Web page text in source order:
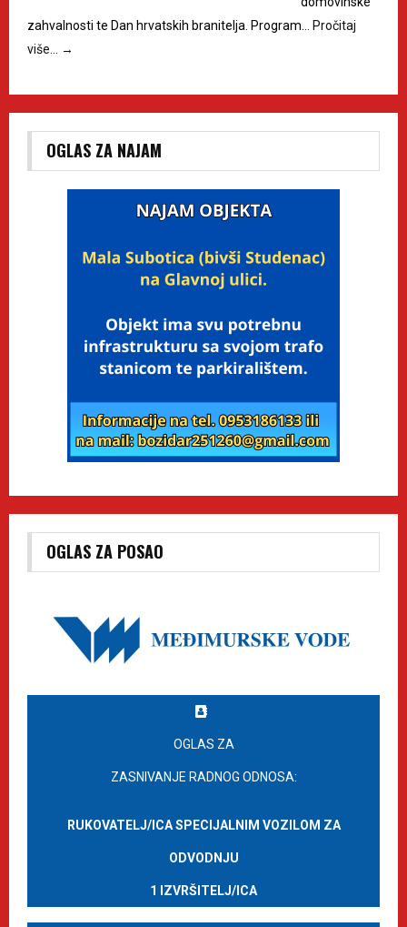
zahvalnosti te Dan hrvatskih branitelja. Program…
Pročitaj
više…
→
OGLAS ZA NAJAM
OGLAS ZA POSAO
OGLAS ZA
ZASNIVANJE RADNOG ODNOSA:
RUKOVATELJ/ICA SPECIJALNIM VOZILOM ZA
ODVODNJU
1 IZVRŠITELJ/ICA